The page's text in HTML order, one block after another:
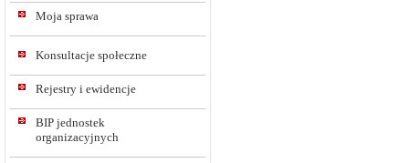
Moja sprawa
Konsultacje społeczne
Rejestry i ewidencje
BIP jednostek
organizacyjnych